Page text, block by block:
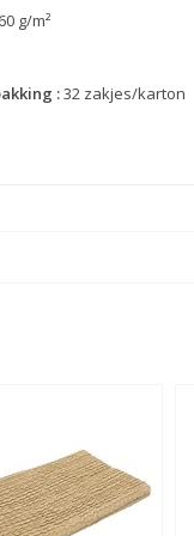
g/m²
:32 zakjes/karton